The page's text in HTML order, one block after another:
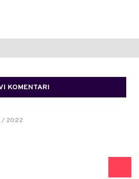
KOMENTARI
/ 20:22